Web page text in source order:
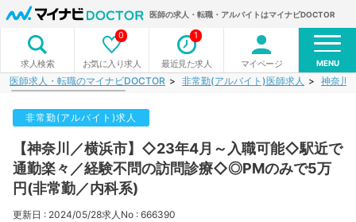
医師の求人・転職・アルバイトはマイナビDOCTOR
求人検索 お気に入り求人
0
最近見た求人
1
マイページ MENU
医師求人・転職のマイナビDOCTOR 非常勤(アルバイト)医師求人 神奈川
非常勤(アルバイト)求人
【神奈川／横浜市】◇23年4月～入職可能◇駅近で
通勤楽々／経験不問の訪問診療◇◎PMのみで5万
円(非常勤／内科系)
更新日 : 2024/05/28求人No : 666390